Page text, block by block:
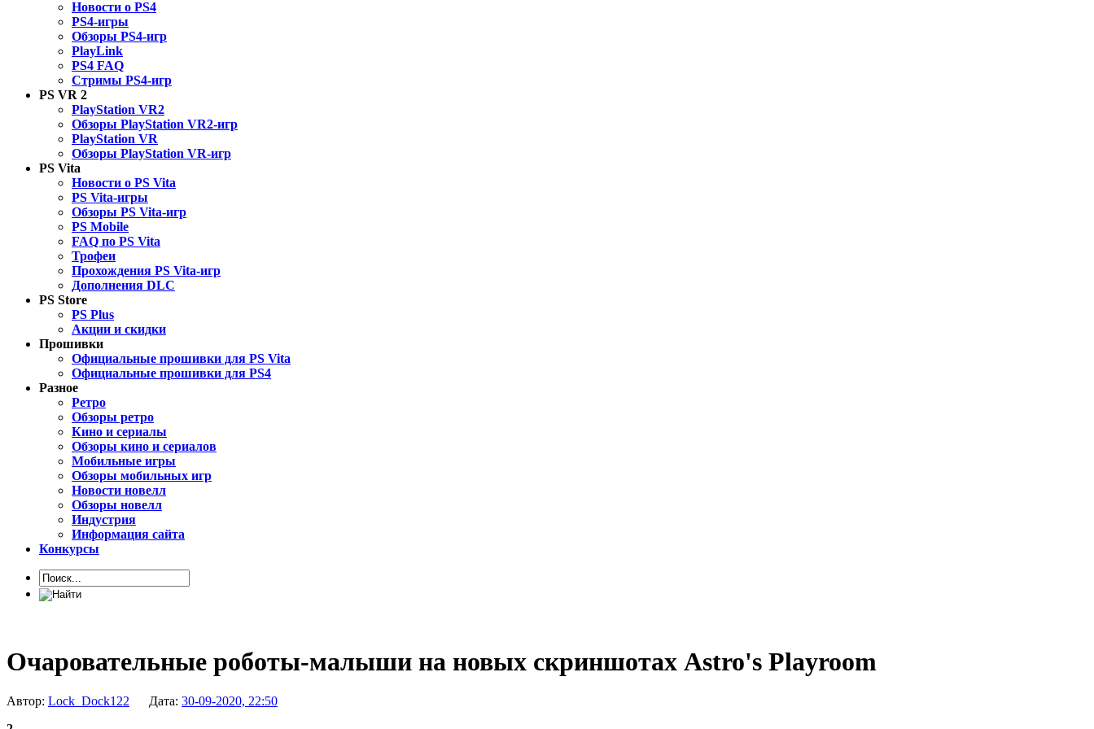
Новости о PS4
PS4-игры
Обзоры PS4-игр
PlayLink
PS4 FAQ
Стримы PS4-игр
PS VR 2
PlayStation VR2
Обзоры PlayStation VR2-игр
PlayStation VR
Обзоры PlayStation VR-игр
PS Vita
Новости о PS Vita
PS Vita-игры
Обзоры PS Vita-игр
PS Mobile
FAQ по PS Vita
Трофеи
Прохождения PS Vita-игр
Дополнения DLC
PS Store
PS Plus
Акции и скидки
Прошивки
Официальные прошивки для PS Vita
Официальные прошивки для PS4
Разное
Ретро
Обзоры ретро
Кино и сериалы
Обзоры кино и сериалов
Мобильные игры
Обзоры мобильных игр
Новости новелл
Обзоры новелл
Индустрия
Информация сайта
Конкурсы
Очаровательные роботы-малыши на новых скриншотах Astro's Playroom
Автор: Lock_Dock122 Дата: 30-09-2020, 22:50